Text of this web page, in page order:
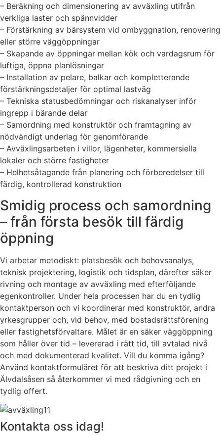
– Beräkning och dimensionering av avväxling utifrån
verkliga laster och spännvidder
– Förstärkning av bärsystem vid ombyggnation, renovering
eller större väggöppningar
– Skapande av öppningar mellan kök och vardagsrum för
luftiga, öppna planlösningar
– Installation av pelare, balkar och kompletterande
förstärkningsdetaljer för optimal lastväg
– Tekniska statusbedömningar och riskanalyser inför
ingrepp i bärande delar
– Samordning med konstruktör och framtagning av
nödvändigt underlag för genomförande
– Avväxlingsarbeten i villor, lägenheter, kommersiella
lokaler och större fastigheter
– Helhetsåtagande från planering och förberedelser till
färdig, kontrollerad konstruktion
Smidig process och samordning
– från första besök till färdig
öppning
Vi arbetar metodiskt: platsbesök och behovsanalys,
teknisk projektering, logistik och tidsplan, därefter säker
rivning och montage av avväxling med efterföljande
egenkontroller. Under hela processen har du en tydlig
kontaktperson och vi koordinerar med konstruktör, andra
yrkesgrupper och, vid behov, med bostadsrättsförening
eller fastighetsförvaltare. Målet är en säker väggöppning
som håller över tid – levererad i rätt tid, till avtalad nivå
och med dokumenterad kvalitet. Vill du komma igång?
Använd kontaktformuläret för att beskriva ditt projekt i
Älvdalsåsen så återkommer vi med rådgivning och en
tydlig offert.
Kontakta oss idag!